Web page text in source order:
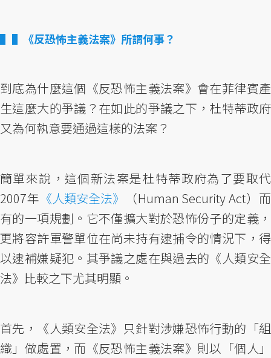
▌《反恐怖主義法案》所謂何事？
到底為什麼這個《反恐怖主義法案》會在菲律賓產
生這麼大的爭議？在如此的爭議之下，杜特蒂政府
又為何執意要通過這樣的法案？
簡單來說，這個新法案是杜特蒂政府為了要取代
2007年 《人類安全法》
（Human Security Act）而
有的一項規劃。它不僅擴大對於恐怖份子的定義，
更將容許軍警單位在尚未持有逮捕令的情況下，得
以逮補嫌疑犯。其爭議之處在與過去的《人類安全
法》比較之下尤其明顯。
首先，《人類安全法》只針對涉嫌恐怖行動的「組
織」做處置，而《反恐怖主義法案》則以「個人」